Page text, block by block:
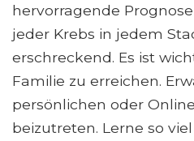
hervorragende
jeder Krebs in jedem
erschreckend. Es ist
Familie zu erreichen.
persönlichen oder
beizutreten. Lerne so